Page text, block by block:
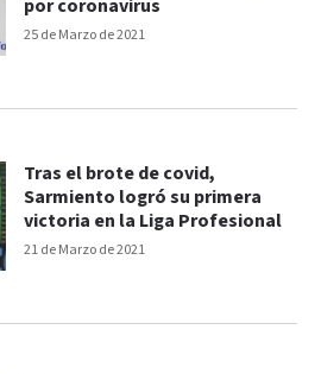
25 de Marzo de 2021
por coronavirus
21 de Marzo de 2021
Tras el brote de covid,
Sarmiento logró su primera
victoria en la Liga Profesional